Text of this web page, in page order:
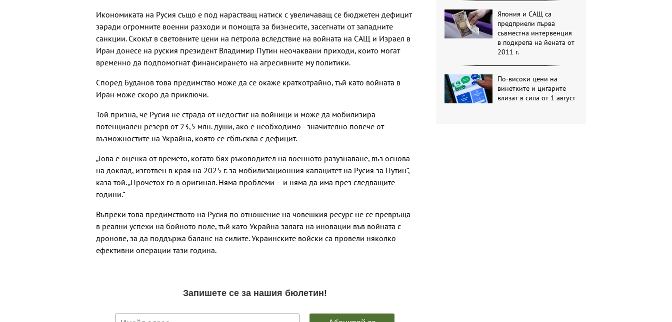
Икономиката на Русия също е под нарастващ натиск с увеличаващ се бюджетен дефицит
заради огромните военни разходи и помощта за бизнесите, засегнати от западните
санкции. Скокът в световните цени на петрола вследствие на войната на САЩ и Израел в
Иран донесе на руския президент Владимир Путин неочаквани приходи, които могат
временно да подпомогнат финансирането на агресивните му политики.
Според Буданов това предимство може да се окаже краткотрайно, тъй като войната в
Иран може скоро да приключи.
Той призна, че Русия не страда от недостиг на войници и може да мобилизира
потенциален резерв от 23,5 млн. души, ако е необходимо - значително повече от
възможностите на Украйна, която се сблъсква с дефицит.
„Това е оценка от времето, когато бях ръководител на военното разузнаване, въз основа
на доклад, изготвен в края на 2025 г. за мобилизационния капацитет на Русия за Путин“,
каза той. „Прочетох го в оригинал. Няма проблеми – и няма да има през следващите
години.“
Въпреки това предимството на Русия по отношение на човешкия ресурс не се превръща
в реални успехи на бойното поле, тъй като Украйна залага на иновации във войната с
дронове, за да поддържа баланс на силите. Украинските войски са провели няколко
ефективни операции тази година.
Япония и САЩ са
предприели първа
съвместна интервенция
в подкрепа на йената от
2011 г.
По-високи цени на
винетките и цигарите
влизат в сила от 1 август